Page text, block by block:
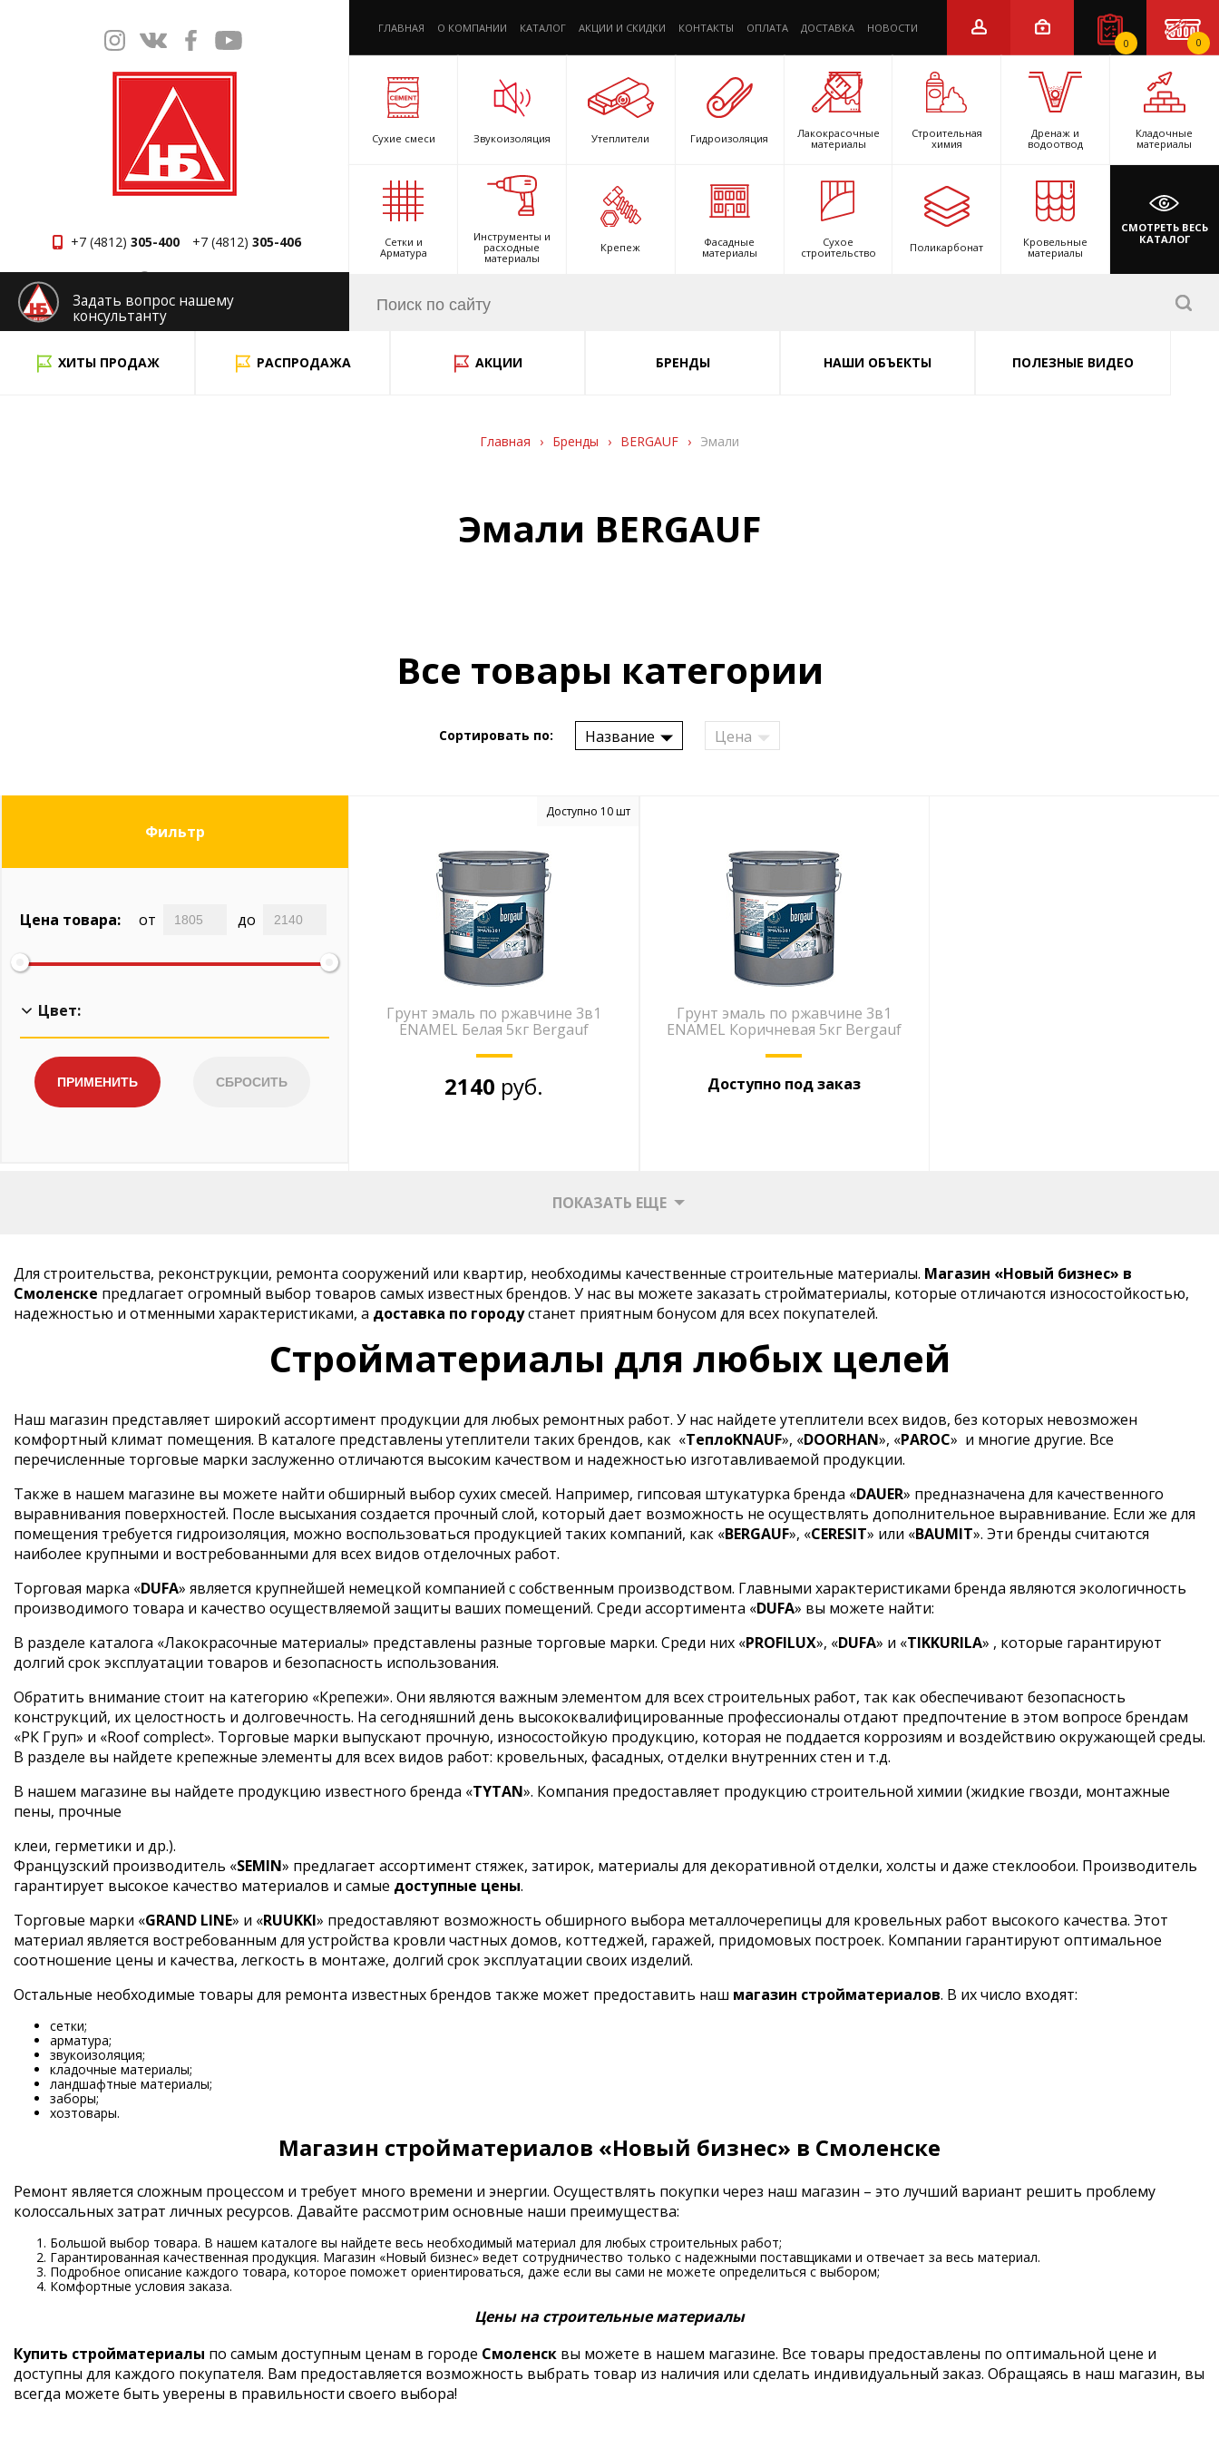
+7 (4812) 305-400 +7 (4812) 305-406
Смоленск
ГЛАВНАЯ О КОМПАНИИ КАТАЛОГ АКЦИИ И СКИДКИ КОНТАКТЫ ОПЛАТА ДОСТАВКА НОВОСТИ
0 0
Сухие смеси Звукоизоляция Утеплители Гидроизоляция
Лакокрасочные
материалы
Строительная
химия
Дренаж и
водоотвод
Кладочные
материалы
Сетки и
Арматура
Инструменты и
расходные
материалы
Крепеж
Фасадные
материалы
Сухое
строительство
Поликарбонат
Кровельные
материалы
СМОТРЕТЬ ВЕСЬ
КАТАЛОГ
Задать вопрос нашему
консультанту
ХИТЫ ПРОДАЖ
РАСПРОДАЖА АКЦИИ БРЕНДЫ НАШИ ОБЪЕКТЫ ПОЛЕЗНЫЕ ВИДЕО
Главная › Бренды › BERGAUF › Эмали
Эмали BERGAUF
Все товары категории
Сортировать по: Название Цена
Фильтр
Цена товара: от до
Цвет:
Коричневый
Доступно 10 шт
Грунт эмаль по ржавчине 3в1
ENAMEL Белая 5кг Bergauf
2140 руб.
Грунт эмаль по ржавчине 3в1
ENAMEL Коричневая 5кг Bergauf
Доступно под заказ
ПОКАЗАТЬ ЕЩЕ
Для строительства, реконструкции, ремонта сооружений или квартир, необходимы качественные строительные материалы. Магазин «Новый бизнес» в
Смоленске предлагает огромный выбор товаров самых известных брендов. У нас вы можете заказать стройматериалы, которые отличаются износостойкостью,
надежностью и отменными характеристиками, а доставка по городустанет приятным бонусом для всех покупателей.
Стройматериалы для любых целей
Наш магазин представляет широкий ассортимент продукции для любых ремонтных работ. У нас найдете утеплители всех видов, без которых невозможен
комфортный климат помещения. В каталоге представлены утеплители таких брендов, как «ТеплоKNAUF», «DOORHAN», «PAROC» и многие другие. Все
перечисленные торговые марки заслуженно отличаются высоким качеством и надежностью изготавливаемой продукции.
Также в нашем магазине вы можете найти обширный выбор сухих смесей. Например, гипсовая штукатурка бренда «DAUER» предназначена для качественного
выравнивания поверхностей. После высыхания создается прочный слой, который дает возможность не осуществлять дополнительное выравнивание. Если же для
помещения требуется гидроизоляция, можно воспользоваться продукцией таких компаний, как «BERGAUF», «CERESIT» или «BAUMIT». Эти бренды считаются
наиболее крупными и востребованными для всех видов отделочных работ.
Торговая марка «DUFA» является крупнейшей немецкой компанией с собственным производством. Главными характеристиками бренда являются экологичность
производимого товара и качество осуществляемой защиты ваших помещений. Среди ассортимента «DUFA» вы можете найти:
В разделе каталога «Лакокрасочные материалы» представлены разные торговые марки. Среди них «PROFILUX», «DUFA» и «TIKKURILA» , которые гарантируют
долгий срок эксплуатации товаров и безопасность использования.
Обратить внимание стоит на категорию «Крепежи». Они являются важным элементом для всех строительных работ, так как обеспечивают безопасность
конструкций, их целостность и долговечность. На сегодняшний день высококвалифицированные профессионалы отдают предпочтение в этом вопросе брендам
«РК Груп» и «Roof complect». Торговые марки выпускают прочную, износостойкую продукцию, которая не поддается коррозиям и воздействию окружающей среды.
В разделе вы найдете крепежные элементы для всех видов работ: кровельных, фасадных, отделки внутренних стен и т.д.
В нашем магазине вы найдете продукцию известного бренда «TYTAN». Компания предоставляет продукцию строительной химии (жидкие гвозди, монтажные
пены, прочные
клеи, герметики и др.).
Французский производитель «SEMIN» предлагает ассортимент стяжек, затирок, материалы для декоративной отделки, холсты и даже стеклообои. Производитель
гарантирует высокое качество материалов и самые доступные цены.
Торговые марки «GRAND LINE» и «RUUKKI» предоставляют возможность обширного выбора металлочерепицы для кровельных работ высокого качества. Этот
материал является востребованным для устройства кровли частных домов, коттеджей, гаражей, придомовых построек. Компании гарантируют оптимальное
соотношение цены и качества, легкость в монтаже, долгий срок эксплуатации своих изделий.
Остальные необходимые товары для ремонта известных брендов также может предоставить наш магазин стройматериалов. В их число входят:
сетки;
арматура;
звукоизоляция;
кладочные материалы;
ландшафтные материалы;
заборы;
хозтовары.
Магазин стройматериалов «Новый бизнес» в Смоленске
Ремонт является сложным процессом и требует много времени и энергии. Осуществлять покупки через наш магазин – это лучший вариант решить проблему
колоссальных затрат личных ресурсов. Давайте рассмотрим основные наши преимущества:
Большой выбор товара. В нашем каталоге вы найдете весь необходимый материал для любых строительных работ;
Гарантированная качественная продукция. Магазин «Новый бизнес» ведет сотрудничество только с надежными поставщиками и отвечает за весь материал.
Подробное описание каждого товара, которое поможет ориентироваться, даже если вы сами не можете определиться с выбором;
Комфортные условия заказа.
Цены на строительные материалы
Купить стройматериалы по самым доступным ценам в городе Смоленск вы можете в нашем магазине. Все товары предоставлены по оптимальной цене и
доступны для каждого покупателя. Вам предоставляется возможность выбрать товар из наличия или сделать индивидуальный заказ. Обращаясь в наш магазин, вы
всегда можете быть уверены в правильности своего выбора!